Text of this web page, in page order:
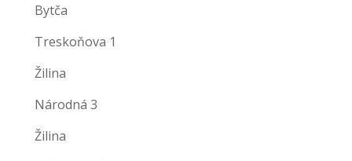
Bytča
Treskoňova 1
Žilina
Národná 3
Žilina